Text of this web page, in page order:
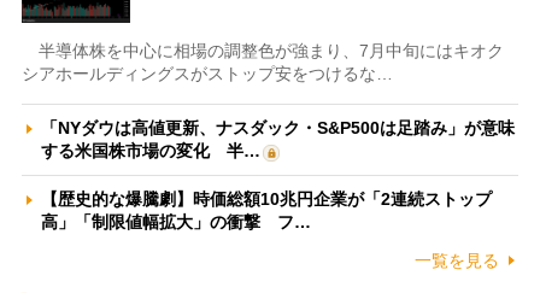
半導体株を中心に相場の調整色が強まり、7月中旬にはキオク
シアホールディングスがストップ安をつけるな…
「NYダウは高値更新、ナスダック・S&P500は足踏み」が意味
する米国株市場の変化 半…
【歴史的な爆騰劇】時価総額10兆円企業が「2連続ストップ
高」「制限値幅拡大」の衝撃 フ…
一覧を見る